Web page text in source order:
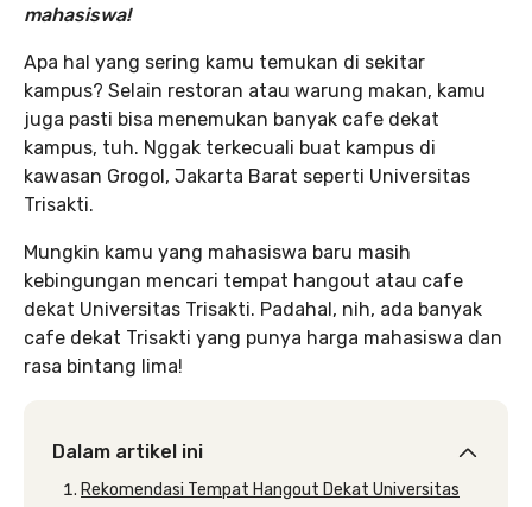
mahasiswa!
Apa hal yang sering kamu temukan di sekitar
kampus? Selain restoran atau warung makan, kamu
juga pasti bisa menemukan banyak cafe dekat
kampus, tuh. Nggak terkecuali buat kampus di
kawasan Grogol, Jakarta Barat seperti Universitas
Trisakti.
Mungkin kamu yang mahasiswa baru masih
kebingungan mencari tempat hangout atau cafe
dekat Universitas Trisakti. Padahal, nih, ada banyak
cafe dekat Trisakti yang punya harga mahasiswa dan
rasa bintang lima!
Dalam artikel ini
Rekomendasi Tempat Hangout Dekat Universitas